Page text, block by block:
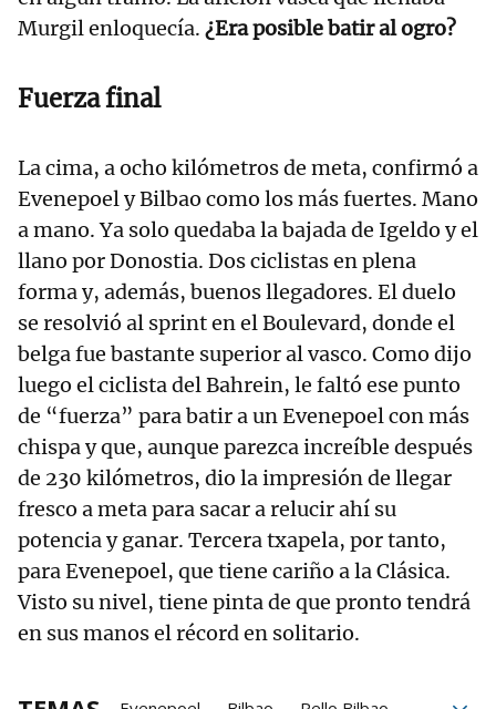
Murgil enloquecía. ¿Era posible batir al ogro?
Fuerza final
La cima, a ocho kilómetros de meta, confirmó a
Evenepoel y Bilbao como los más fuertes. Mano
a mano. Ya solo quedaba la bajada de Igeldo y el
llano por Donostia. Dos ciclistas en plena
forma y, además, buenos llegadores. El duelo
se resolvió al sprint en el Boulevard, donde el
belga fue bastante superior al vasco. Como dijo
luego el ciclista del Bahrein, le faltó ese punto
de “fuerza” para batir a un Evenepoel con más
chispa y que, aunque parezca increíble después
de 230 kilómetros, dio la impresión de llegar
fresco a meta para sacar a relucir ahí su
potencia y ganar. Tercera txapela, por tanto,
para Evenepoel, que tiene cariño a la Clásica.
Visto su nivel, tiene pinta de que pronto tendrá
en sus manos el récord en solitario.